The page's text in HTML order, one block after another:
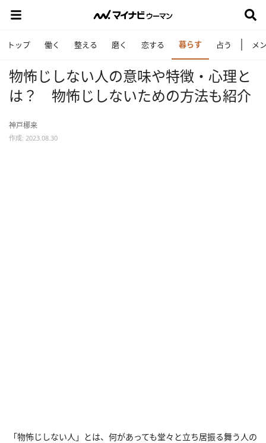
トップ 働く 整える 磨く 恋する 暮らす 占う メ
物怖じしない人の意味や特徴・心理と
は？ 物怖じしないための方法も紹介
神戸梛来
作成: 2023.08.30
「物怖じしない人」とは、何があっても堂々と立ち居振る舞う人の